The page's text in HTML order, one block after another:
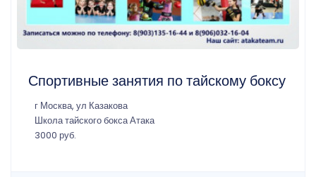
Спортивные занятия по тайскому боксу
г Москва, ул Казакова
Школа тайского бокса Атака
3000 руб.